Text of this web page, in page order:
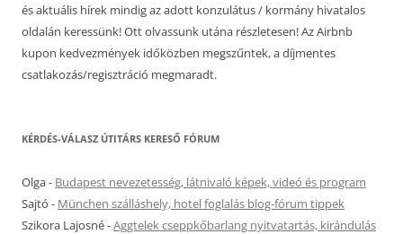
és aktuális hírek mindig az adott konzulátus / kormány hivatalos
oldalán keressünk! Ott olvassunk utána részletesen! Az Airbnb
kupon kedvezmények időközben megszűntek, a díjmentes
csatlakozás/regisztráció megmaradt.
KÉRDÉS-VÁLASZ ÚTITÁRS KERESŐ FÓRUM
Olga- Budapest nevezetesség, látnivaló képek, videó és program
Sajtó - München szálláshely, hotel foglalás blog-fórum tippek
Szikora Lajosné-Aggtelek cseppkőbarlang nyitvatartás, kirándulás